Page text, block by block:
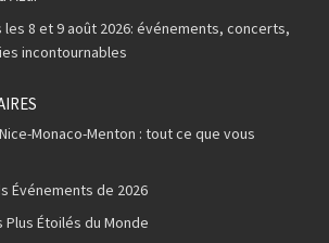
les 8 et 9 août 2026: événements, concerts,
incontournables
Monaco-Menton : tout ce que vous
Événements de 2026
Étoilés du Monde